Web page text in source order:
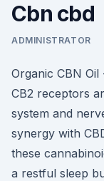
Cbn cbd
ADMINISTRATOR
Organic CBN Oil
CB2 receptors
system and
synergy with
these
a restful sleep